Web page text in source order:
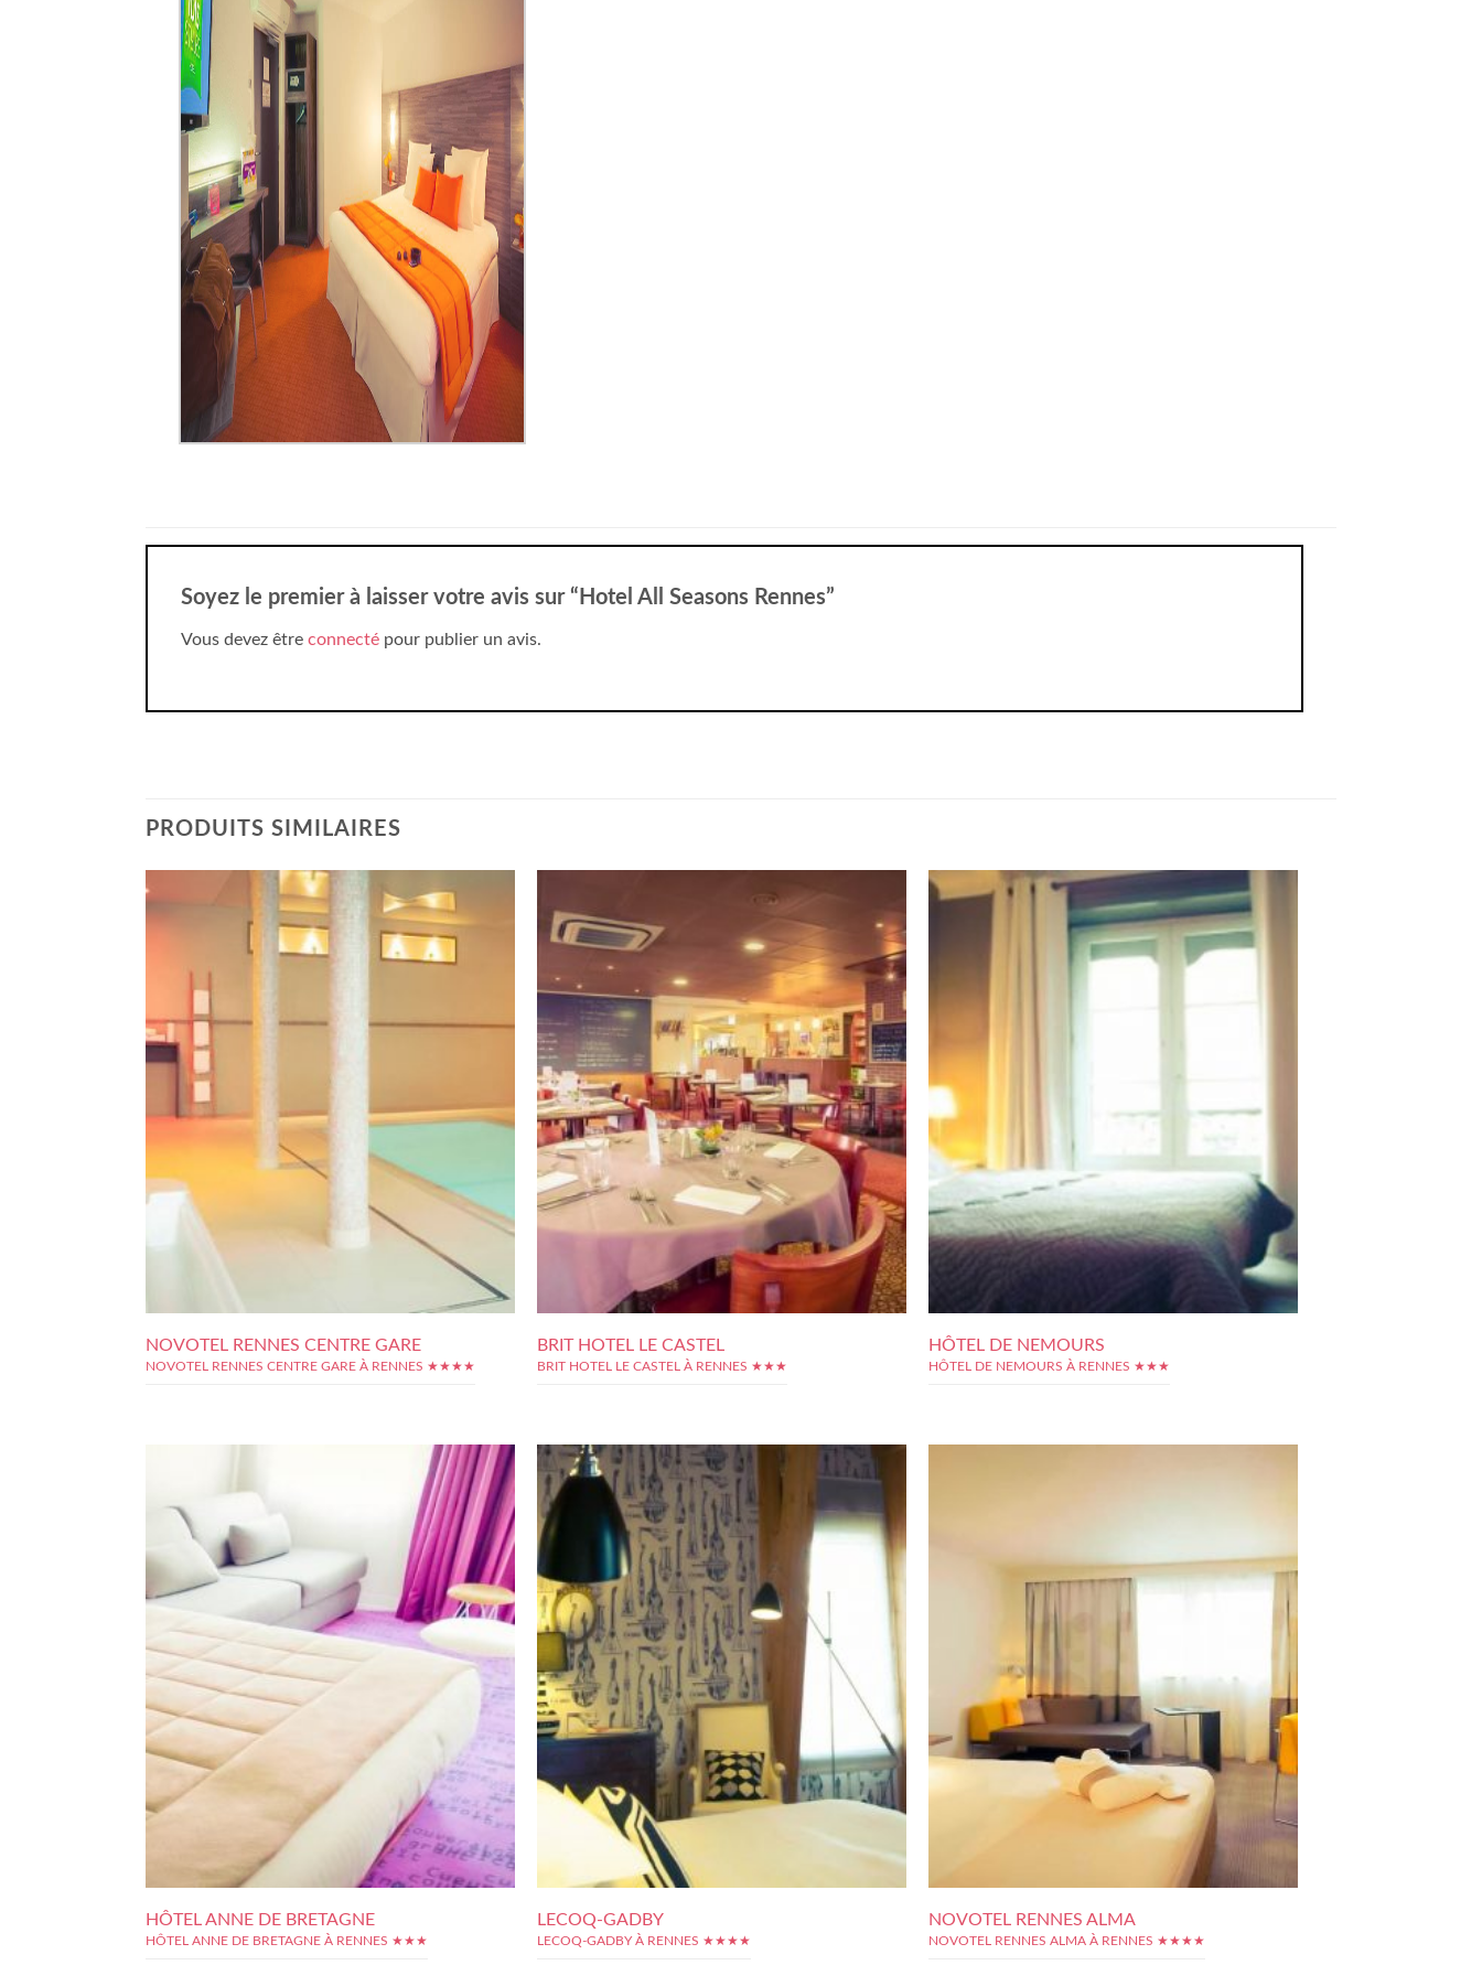
Soyez le premier à laisser votre avis sur “Hotel All Seasons Rennes”
Vous devez être connecté pour publier un avis.
PRODUITS SIMILAIRES
NOVOTEL RENNES CENTRE GARE
NOVOTEL RENNES CENTRE GARE À RENNES ★★★★
BRIT HOTEL LE CASTEL
BRIT HOTEL LE CASTEL À RENNES ★★★
HÔTEL DE NEMOURS
HÔTEL DE NEMOURS À RENNES ★★★
HÔTEL ANNE DE BRETAGNE
HÔTEL ANNE DE BRETAGNE À RENNES ★★★
LECOQ-GADBY
LECOQ-GADBY À RENNES ★★★★
NOVOTEL RENNES ALMA
NOVOTEL RENNES ALMA À RENNES ★★★★